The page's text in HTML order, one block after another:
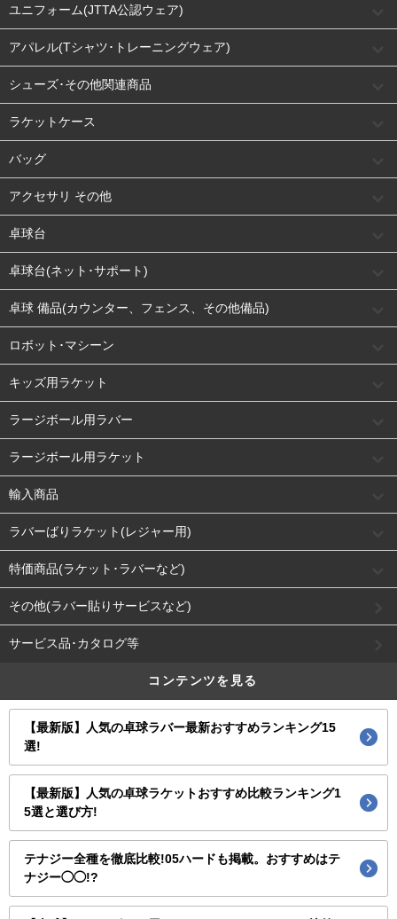
ユニフォーム(JTTA公認ウェア)
アパレル(Tシャツ･トレーニングウェア)
シューズ･その他関連商品
ラケットケース
バッグ
アクセサリ その他
卓球台
卓球台(ネット･サポート)
卓球 備品(カウンター、フェンス、その他備品)
ロボット･マシーン
キッズ用ラケット
ラージボール用ラバー
ラージボール用ラケット
輸入商品
ラバーばりラケット(レジャー用)
特価商品(ラケット･ラバーなど)
その他(ラバー貼りサービスなど)
サービス品･カタログ等
コンテンツを見る
【最新版】人気の卓球ラバー最新おすすめランキング15
選!
【最新版】人気の卓球ラケットおすすめ比較ランキング1
5選と選び方!
テナジー全種を徹底比較!05ハードも掲載。おすすめはテ
ナジー◯◯!?